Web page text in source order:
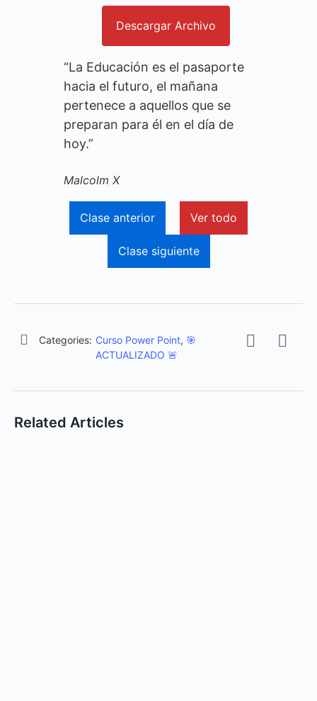
Descargar Archivo
“La Educación es el pasaporte
hacia el futuro, el mañana
pertenece a aquellos que se
preparan para él en el día de
hoy.”
Malcolm X
Clase anterior Ver todo
Clase siguiente
Categories: Curso Power Point, 🎯
ACTUALIZADO 🚨
Related Articles